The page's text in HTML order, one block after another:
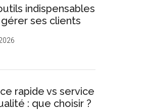
indispensables
ses clients
rapide vs service
: que choisir ?